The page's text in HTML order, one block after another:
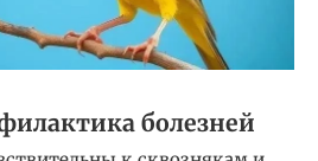
болезней